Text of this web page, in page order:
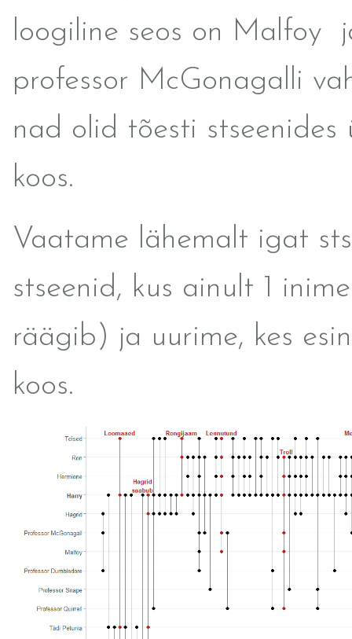
loogiline seos on Malfoy
professor McGonagalli
nad olid tõesti stseenides
koos.
Vaatame lähemalt igat
stseenid, kus ainult 1
räägib) ja uurime, kes
koos.